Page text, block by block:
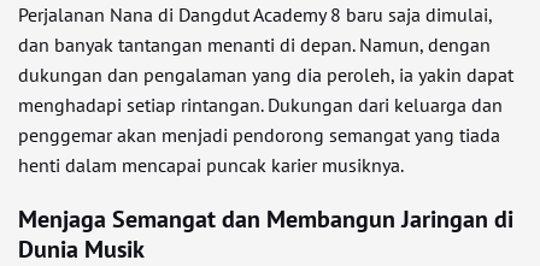
Perjalanan Nana di Dangdut Academy 8 baru saja dimulai,
dan banyak tantangan menanti di depan. Namun, dengan
dukungan dan pengalaman yang dia peroleh, ia yakin dapat
menghadapi setiap rintangan. Dukungan dari keluarga dan
penggemar akan menjadi pendorong semangat yang tiada
henti dalam mencapai puncak karier musiknya.
Menjaga Semangat dan Membangun Jaringan di
Dunia Musik